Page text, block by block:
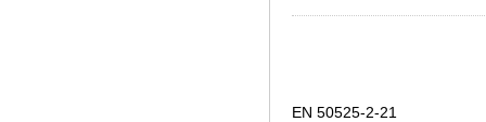
EN 50525-2-21